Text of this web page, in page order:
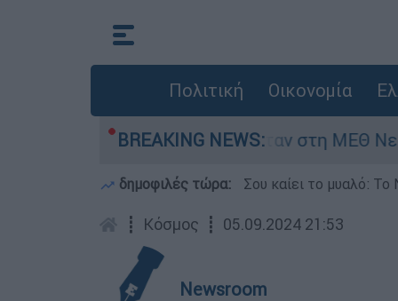
Πολιτική Οικονομία
BREAKING NEWS:
8 ημερών - Νοσηλευόταν στη ΜΕΘ Νεογνών
δημοφιλές τώρα: Σου καίει το μυαλό:
┋ Κόσμος ┋ 05.09.2024 21:53
Newsroom